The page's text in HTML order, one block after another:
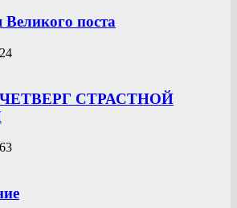
поста
СТРАСТНОЙ